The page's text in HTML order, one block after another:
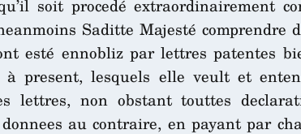
soit procedé extraordinairement
Saditte Majesté comprendre
esté ennobliz par lettres patentes
present, lesquels elle veult et
lettres, non obstant touttes
au contraire, en payant par